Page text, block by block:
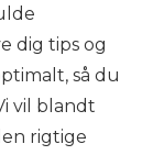
dig tips og
så du
vil blandt
rigtige